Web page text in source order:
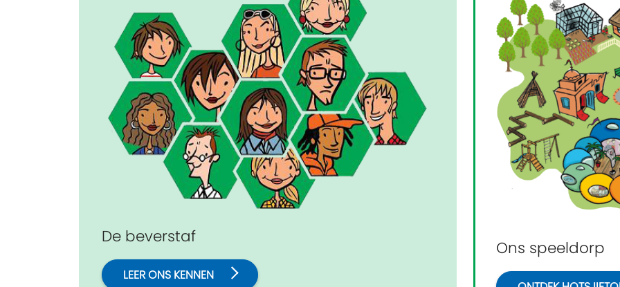
De beverstaf
LEER ONS KENNEN
Ons speeldorp